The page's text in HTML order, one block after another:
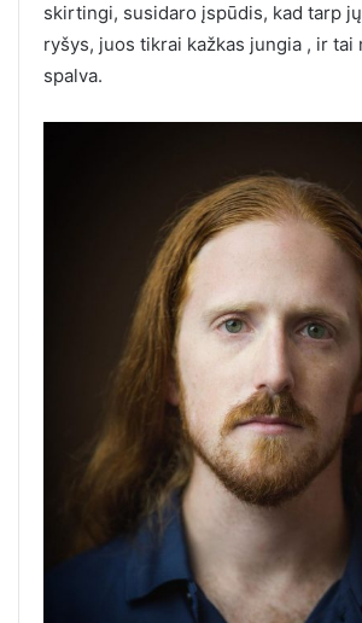
skirtingi, susidaro įspūdis, kad tarp
ryšys, juos tikrai kažkas jungia , ir tai
spalva.